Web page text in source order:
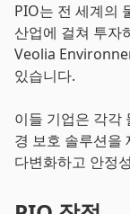
PIO는 전 세계의
산업에 걸쳐 투자
Veolia
있습니다.
이들 기업은 각각
경 보호 솔루션을
다변화하고 안정